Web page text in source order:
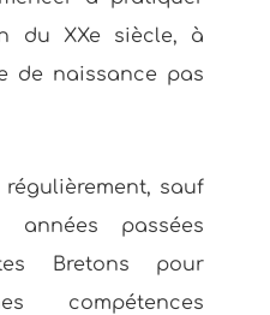
du XXe siècle, à
de naissance pas
régulièrement, sauf
années passées
Bretons pour
compétences